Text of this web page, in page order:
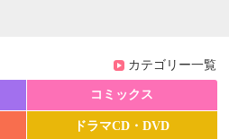
カテゴリー一覧
コミックス
ドラマCD・DVD